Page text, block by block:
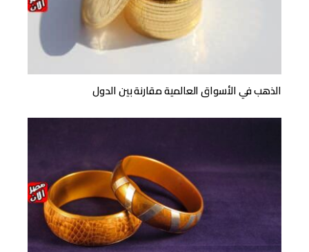
الذهب في الأسواق العالمية مقارنة بين الدول